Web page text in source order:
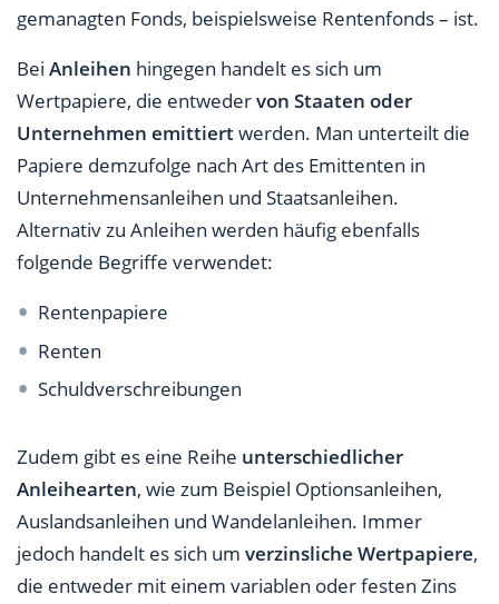
gemanagten Fonds, beispielsweise Rentenfonds – ist.
Bei Anleihen hingegen handelt es sich um
Wertpapiere, die entwedervon Staaten oder
Unternehmen emittiertwerden. Man unterteilt die
Papiere demzufolge nach Art des Emittenten in
Unternehmensanleihen und Staatsanleihen.
Alternativ zu Anleihen werden häufig ebenfalls
folgende Begriffe verwendet:
Rentenpapiere
Renten
Schuldverschreibungen
Zudem gibt es eine Reihe unterschiedlicher
Anleihearten, wie zum Beispiel Optionsanleihen,
Auslandsanleihen und Wandelanleihen. Immer
jedoch handelt es sich um verzinsliche Wertpapiere,
die entweder mit einem variablen oder festen Zins